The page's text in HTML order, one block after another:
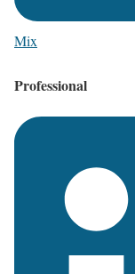
Mix
Professional